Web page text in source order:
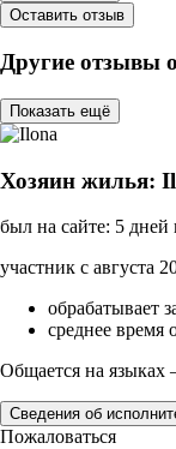
Оставить отзыв
Другие отзывы
Показать ещё
Хозяин жилья:
был на сайте: 5 дней
участник с августа
обрабатывает
среднее время
Общается на языках
Сведения об
Пожаловаться